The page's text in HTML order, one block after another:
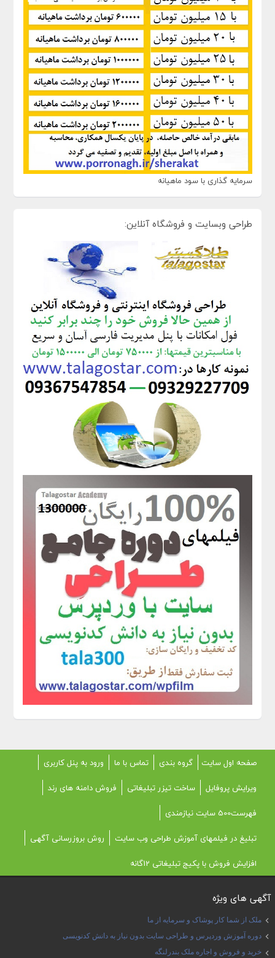
سرمایه گذاری با سود ماهیانه
طراحی وبسایت و فروشگاه آنلاین:
صفحه اول سایت گروه بندی تماس با ما
ورود به پنل کاربری
ویرایش پروفایل
ساخت تیزر تبلیغاتی
فروش دامنه های رند
فهرست500 سایت نیازمندی
تبلیغ در فیلمهای آموزش طراحی وب سایت
روش بروزرسانی آگهی
افزایش فروش با پکیج تبلیغاتی 12گانه
آگهی های ویژه
ملک از شما کار پوشاک و سرمایه از ما
دوره آموزش وردپرس و طراحی سایت بدون نیاز به دانش کدنویسی
خرید و فروش و اجاره ملک بندرلنگه